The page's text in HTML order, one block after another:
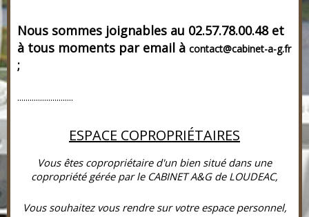
Nous sommes joignables au 02.57.78.00.48 et
à tous moments par email à contact@cabinet-a-g.fr
;
...........................
ESPACE COPROPRIÉTAIRES
Vous êtes copropriétaire d'un bien situé dans une
copropriété gérée par le CABINET A&G de LOUDEAC,
Vous souhaitez vous rendre sur votre espace personnel,